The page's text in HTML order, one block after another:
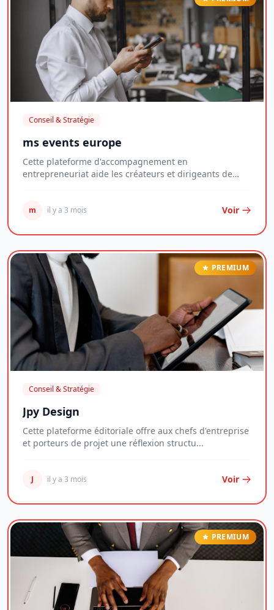
Conseil & Stratégie
ms events europe
Cette plateforme d'accompagnement en
entrepreneuriat aide les créateurs et dirigeants de
m il y a 3 mois Voir
PREMIUM
Conseil & Stratégie
Jpy Design
Cette plateforme éditoriale offre aux chefs d'entreprise
et porteurs de projet une réflexion structu...
J il y a 3 mois Voir
PREMIUM